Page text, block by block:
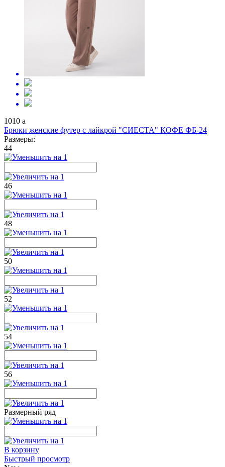
1010 a
Брюки женские футер с лайкрой "СИЕСТА" КОФЕ ФБ-24
Размеры:
44
46
48
50
52
54
56
Размерный ряд
В корзину
Быстрый просмотр